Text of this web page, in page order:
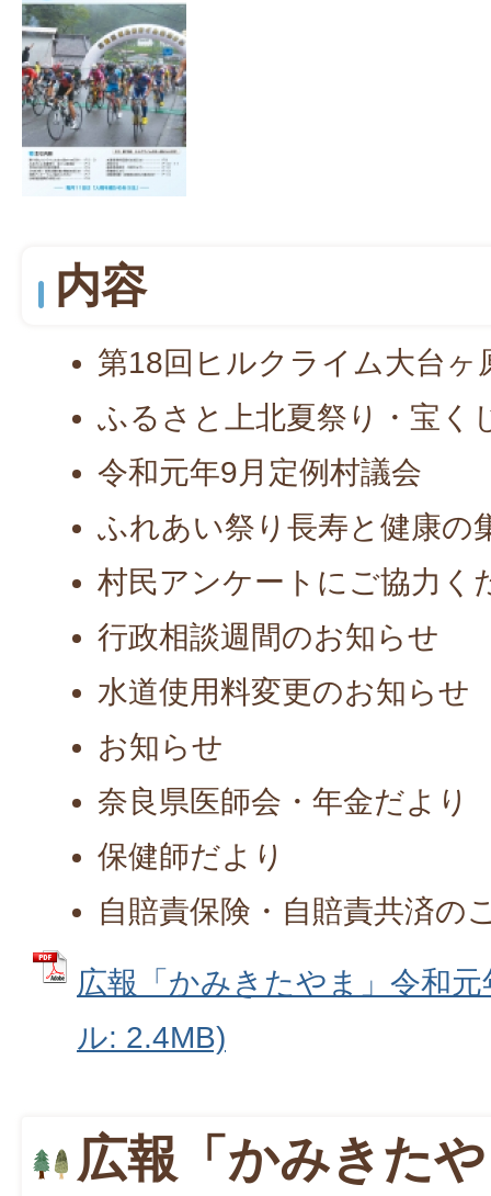
内容
第18回ヒルクライム大台ヶ
ふるさと上北夏祭り・宝く
令和元年9月定例村議会
ふれあい祭り長寿と健康の
村民アンケートにご協力く
行政相談週間のお知らせ
水道使用料変更のお知らせ
お知らせ
奈良県医師会・年金だより
保健師だより
自賠責保険・自賠責共済の
広報「かみきたやま」令和
ル: 2.4MB)
広報「かみきた